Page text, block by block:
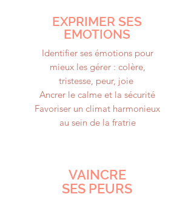
EXPRIMER SES
EMOTIONS
Identifier ses émotions pour
mieux les gérer : colère,
tristesse, peur, joie
Ancrer le calme et la sécurité
Favoriser un climat harmonieux
au sein de la fratrie
VAINCRE
SES PEURS